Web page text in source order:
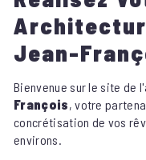
Jean-
Bienvenue sur le site de
François, votre
concrétisation de vos
environs.